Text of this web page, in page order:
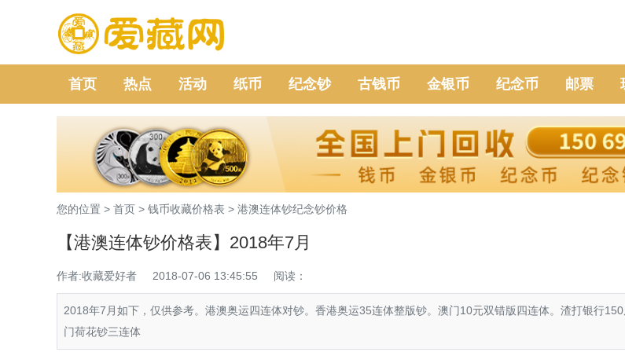
首页 热点 活动 纸币 纪念钞 古钱币 金银币 纪念币 邮票
您的位置 > 首页 > 钱币收藏价格表 > 港澳连体钞纪念钞价格
【港澳连体钞价格表】2018年7月
作者:收藏爱好者 2018-07-06 13:45:55 阅读：
2018年7月如下，仅供参考。港澳奥运四连体对钞。香港奥运35连体整版钞。澳门10元双错版四连体。渣打银行
门荷花钞三连体